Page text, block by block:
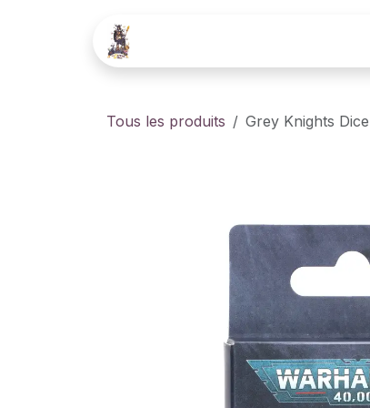
Tous les produits Grey Knights Dice